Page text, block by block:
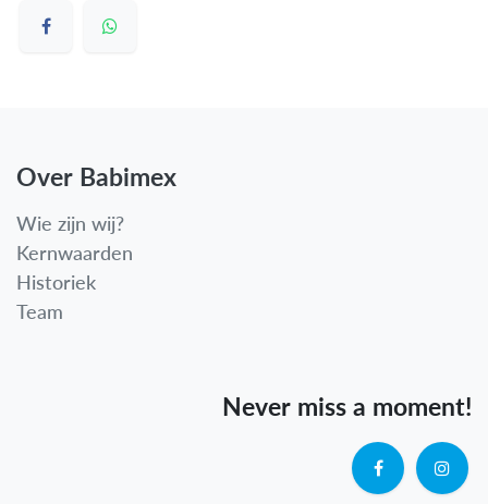
Over Babimex
Wie zijn wij?
Kernwaarden
Historiek
Team
Never miss a moment!